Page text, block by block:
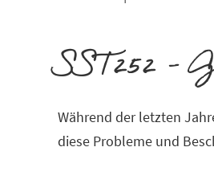
SST252 –
Während der letzten
diese Probleme und